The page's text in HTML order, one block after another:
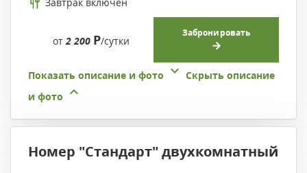
от 2 200 Р/сутки
Забронировать
Показать описание и фото
Скрыть описание
и фото
Номер "Стандарт" двухкомнатный